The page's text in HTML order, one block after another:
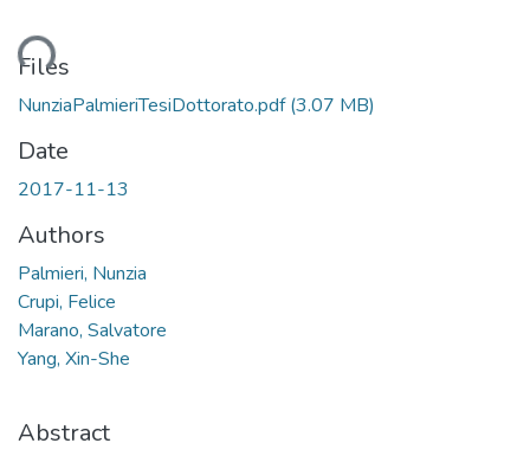
Files
NunziaPalmieriTesiDottorato.pdf(3.07 MB)
Date
2017-11-13
Authors
Palmieri, Nunzia
Crupi, Felice
Marano, Salvatore
Yang, Xin-She
Abstract